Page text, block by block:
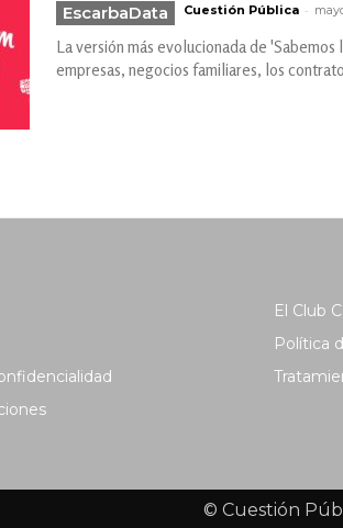
EscarbaData Cuestión Pública -
La versión más evolucionada de
empresas, negocios familiares, los
El Club
Política
© Cuestión